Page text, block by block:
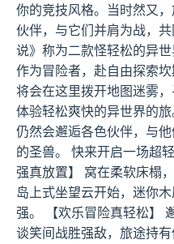
你的竞技风格。当时然又
伙伴，与它们并肩为战，
说》称为二款怪轻松的异
作为冒险者，赴自由探索
将会在这里拨开地图迷雾
体验轻松爽快的异世界的
仍然会邂逅各色伙伴，与
的圣兽。 快来开启一场超
强真放置】 窝在柔软床榻
岛上式坐望云开始，迷你
强。 【欢乐冒险真轻松】
谈笑间战胜强敌，旅途持